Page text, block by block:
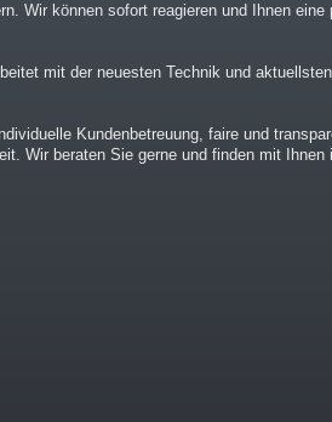
Wir können sofort reagieren und Ihnen
mit der neuesten Technik und
Kundenbetreuung, faire und
Wir beraten Sie gerne und finden mit